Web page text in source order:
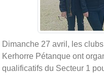
Dimanche 27 avril, les
Kerhorre Pétanque ont
qualificatifs du Secteur 1